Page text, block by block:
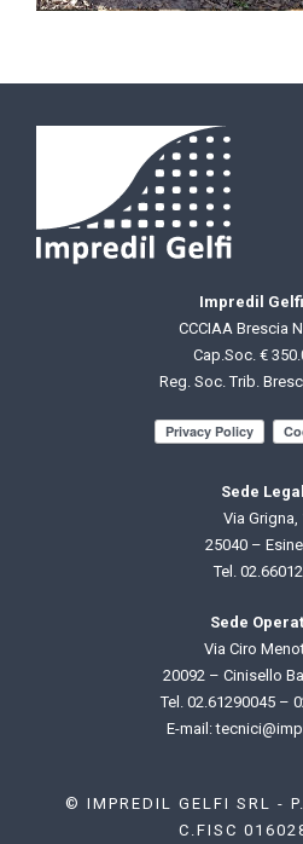
Impredil
CCCIAA Brescia
Cap.Soc. €
Reg. Soc. Trib.
Sede
Via Grigna,
25040 –
Tel.
Sede
Via Ciro
20092 – Cinisello
Tel. 02.61290045–
E-mail: t
© IMPREDIL GELFI SRL -
C.FISC